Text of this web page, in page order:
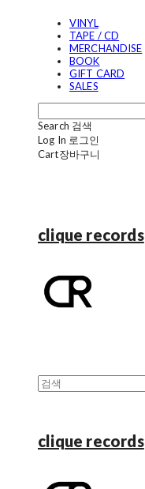
VINYL
TAPE / CD
MERCHANDISE
BOOK
GIFT CARD
SALES
Search 검색
Log In 로그인
Cart장바구니
clique records
clique records